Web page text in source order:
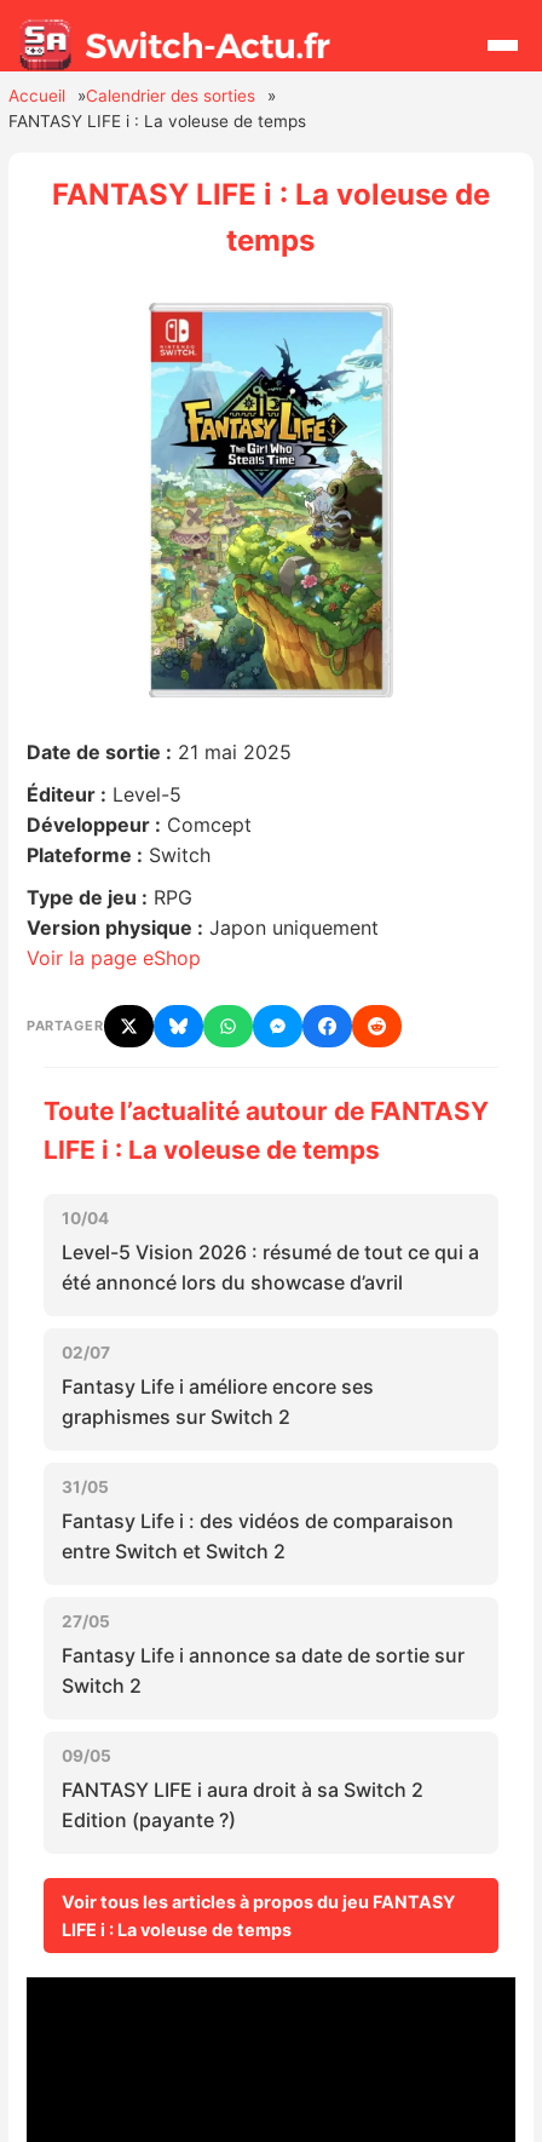
Hardware
Mises à jour
Chiffres de ventes
Rumeurs
Nintendo Direct
Tests et previews
Tests d’accessoires
Autres tests
Previews
Précommandes
Précommandes jeux Switch 2
Sorties de jeux
Guides
Accueil
Calendrier des sorties
FANTASY LIFE i : La voleuse de temps
FANTASY LIFE i : La voleuse de
temps
Date de sortie : 21 mai 2025
Éditeur : Level-5
Développeur : Comcept
Plateforme : Switch
Type de jeu : RPG
Version physique : Japon uniquement
Voir la page eShop
PARTAGER
Toute l’actualité autour de FANTASY
LIFE i : La voleuse de temps
10/04
Level-5 Vision 2026 : résumé de tout ce qui a
été annoncé lors du showcase d’avril
02/07
Fantasy Life i améliore encore ses
graphismes sur Switch 2
31/05
Fantasy Life i : des vidéos de comparaison
entre Switch et Switch 2
27/05
Fantasy Life i annonce sa date de sortie sur
Switch 2
09/05
FANTASY LIFE i aura droit à sa Switch 2
Edition (payante ?)
Voir tous les articles à propos du jeu FANTASY
LIFE i : La voleuse de temps